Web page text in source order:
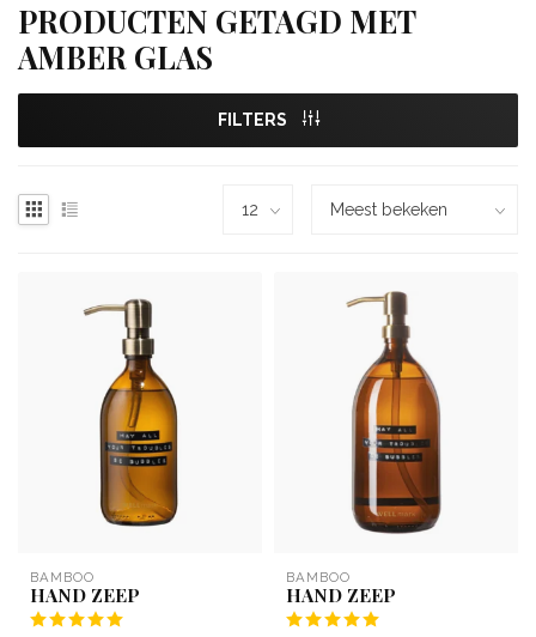
PRODUCTEN GETAGD MET
AMBER GLAS
FILTERS
BAMBOO
HAND ZEEP
BAMBOO
HAND ZEEP